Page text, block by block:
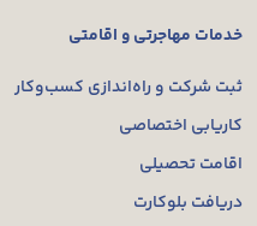
خدمات مهاجرتی و اقامتی
ثبت شرکت و راه‌اندازی کسب‌وکار
کاریابی اختصاصی
اقامت تحصیلی
دریافت بلوکارت